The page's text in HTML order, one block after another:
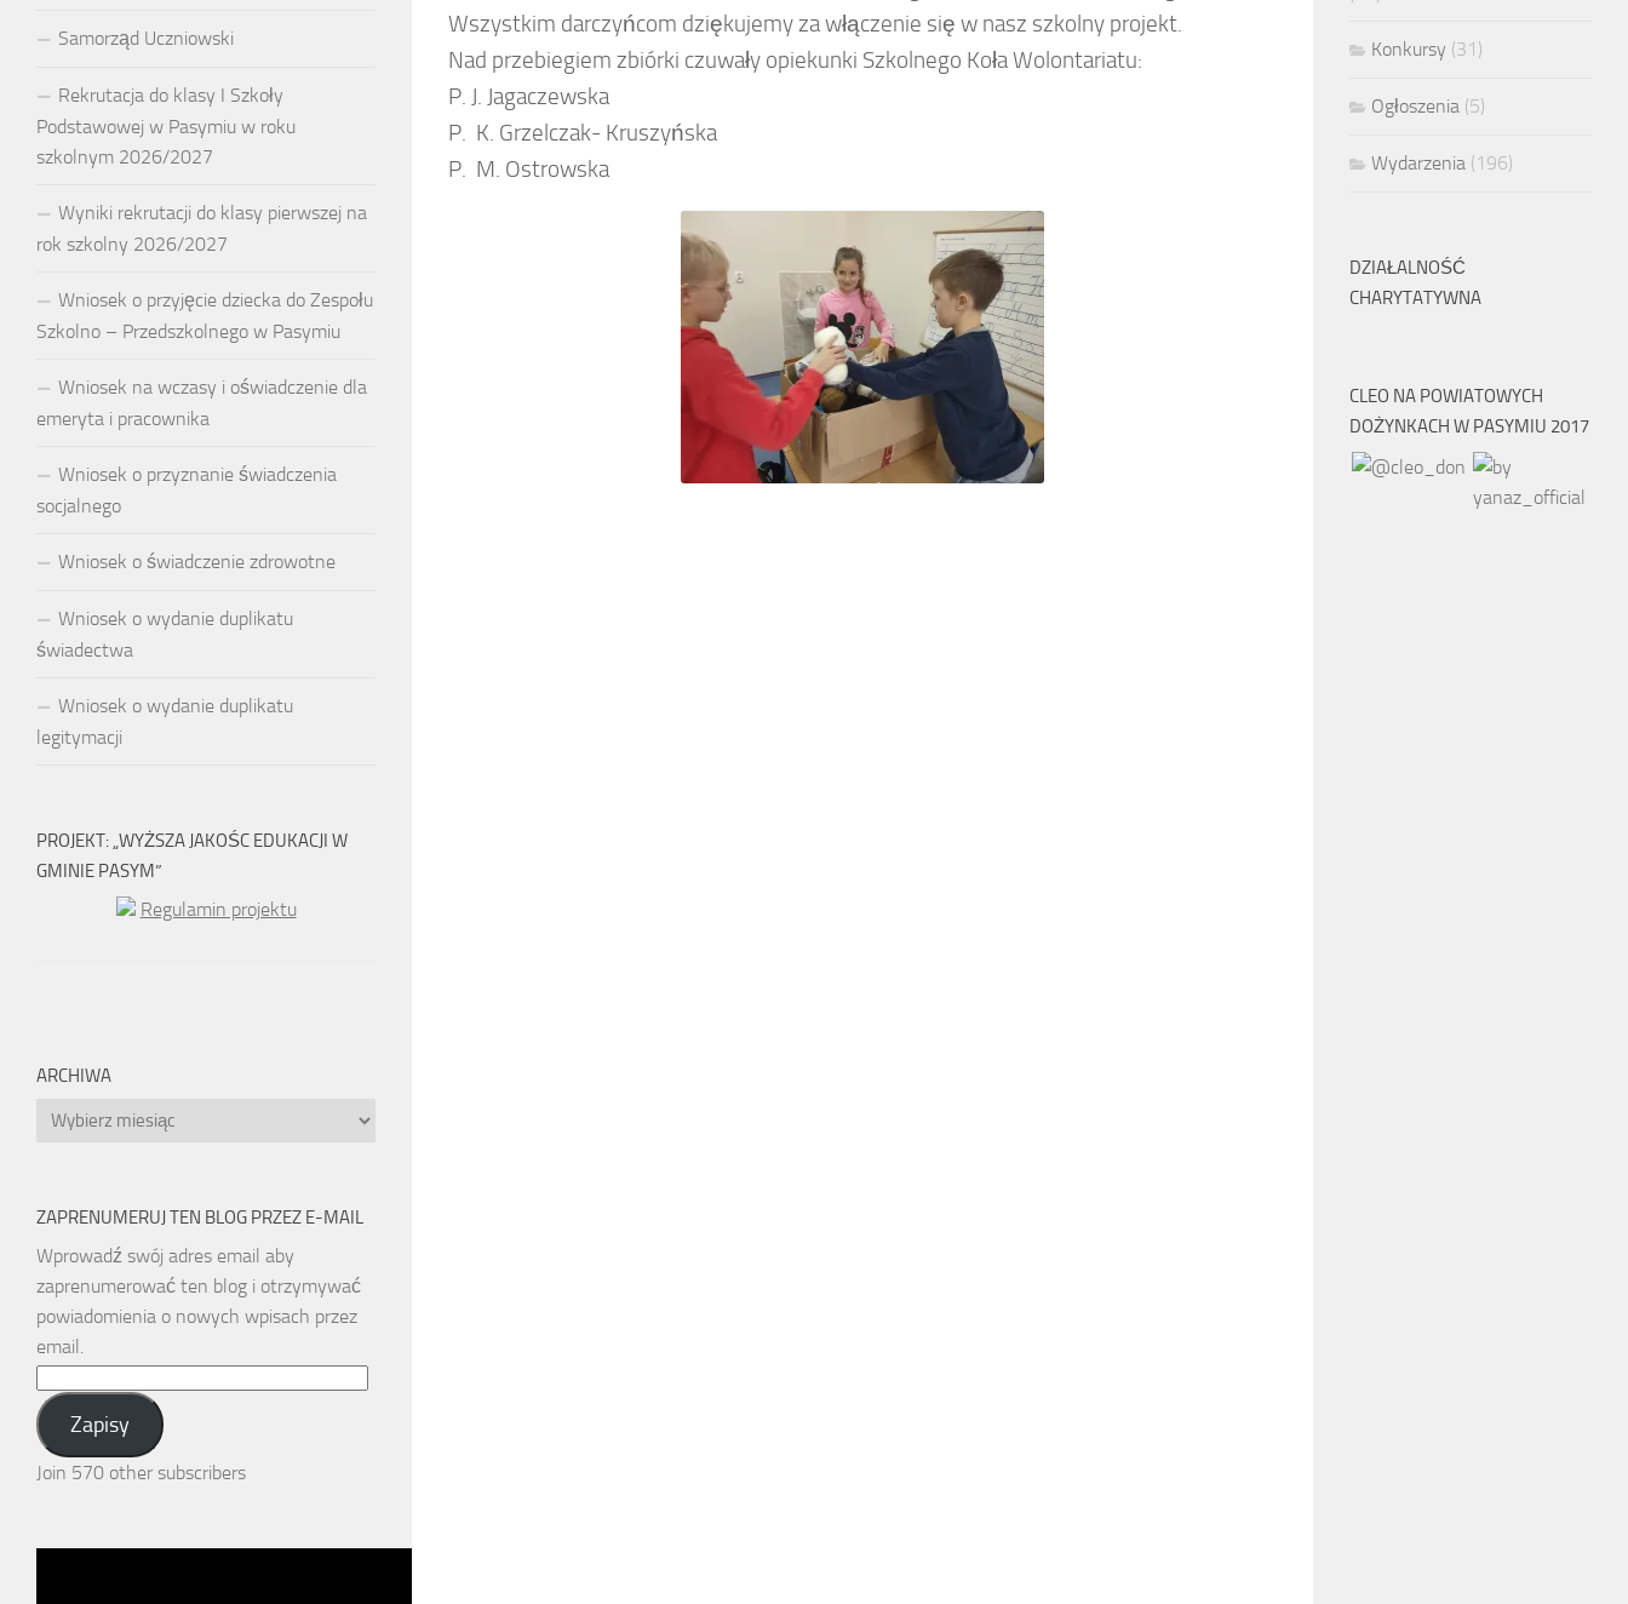
Wszystkim darczyńcom dziękujemy za włączenie się w nasz szkolny projekt.
Nad przebiegiem zbiórki czuwały opiekunki Szkolnego Koła Wolontariatu:
P. J. Jagaczewska
P. K. Grzelczak- Kruszyńska
P. M. Ostrowska
Samorząd Uczniowski
Rekrutacja do klasy I Szkoły
Podstawowej w Pasymiu w roku
szkolnym 2026/2027
Wyniki rekrutacji do klasy pierwszej na
rok szkolny 2026/2027
Wniosek o przyjęcie dziecka do Zespołu
Szkolno – Przedszkolnego w Pasymiu
Wniosek na wczasy i oświadczenie dla
emeryta i pracownika
Wniosek o przyznanie świadczenia
socjalnego
Wniosek o świadczenie zdrowotne
Wniosek o wydanie duplikatu
świadectwa
Wniosek o wydanie duplikatu
legitymacji
PROJEKT: „WYŻSZA JAKOŚC EDUKACJI W
GMINIE PASYM”
Regulamin projektu
ARCHIWA
Archiwa
ZAPRENUMERUJ TEN BLOG PRZEZ E-MAIL
Wprowadź swój adres email aby
zaprenumerować ten blog i otrzymywać
powiadomienia o nowych wpisach przez
email.
Address:
Zapisy
Join 570 other subscribers
Konkursy (31)
Ogłoszenia (5)
Wydarzenia (196)
DZIAŁALNOŚĆ
CHARYTATYWNA
CLEO NA POWIATOWYCH
DOŻYNKACH W PASYMIU 2017